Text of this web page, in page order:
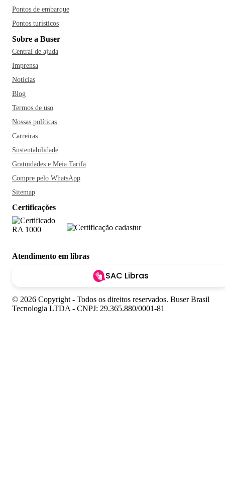
Pontos de embarque
Pontos turísticos
Sobre a Buser
Central de ajuda
Imprensa
Notícias
Blog
Termos de uso
Nossas políticas
Carreiras
Sustentabilidade
Gratuidades e Meia Tarifa
Compre pelo WhatsApp
Sitemap
Certificações
Atendimento em libras
SAC Libras
© 2026 Copyright - Todos os direitos reservados. Buser Brasil
Tecnologia LTDA - CNPJ: 29.365.880/0001-81